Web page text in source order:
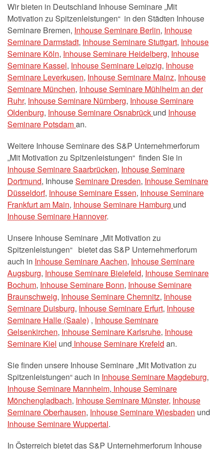
Wir bieten in Deutschland Inhouse Seminare „Mit
Motivation zu Spitzenleistungen“ in den Städten Inhouse
Seminare Bremen, Inhouse Seminare Berlin, Inhouse
Seminare Darmstadt, Inhouse Seminare Stuttgart, Inhouse
Seminare Köln, Inhouse Seminare Heidelberg, Inhouse
Seminare Kassel, Inhouse Seminare Leipzig, Inhouse
Seminare Leverkusen, Inhouse Seminare Mainz, Inhouse
Seminare München, Inhouse Seminare Mühlheim an der
Ruhr, Inhouse Seminare Nürnberg, Inhouse Seminare
Oldenburg, Inhouse Seminare Osnabrück und Inhouse
Seminare Potsdaman.
Weitere Inhouse Seminare des S&P Unternehmerforum
„Mit Motivation zu Spitzenleistungen“ finden Sie in
Inhouse Seminare Saarbrücken, Inhouse Seminare
Dortmund, InhouseSeminare Dresden, Inhouse Seminare
Düsseldorf, Inhouse Seminare Essen, Inhouse Seminare
Frankfurt am Main, Inhouse Seminare Hamburg und
Inhouse Seminare Hannover.
Unsere Inhouse Seminare „Mit Motivation zu
Spitzenleistungen“ bietet das S&P Unternehmerforum
auch in Inhouse Seminare Aachen, Inhouse Seminare
Augsburg, Inhouse Seminare Bielefeld, Inhouse Seminare
Bochum, Inhouse Seminare Bonn, Inhouse Seminare
Braunschweig, Inhouse Seminare Chemnitz, Inhouse
Seminare Duisburg, Inhouse Seminare Erfurt, Inhouse
Seminare Halle (Saale) , Inhouse Seminare
Gelsenkirchen, Inhouse Seminare Karlsruhe, Inhouse
Seminare Kiel und Inhouse Seminare Krefeld an.
Sie finden unsere Inhouse Seminare „Mit Motivation zu
Spitzenleistungen“ auch in Inhouse Seminare Magdeburg,
Inhouse Seminare Mannheim, Inhouse Seminare
Mönchengladbach, Inhouse Seminare Münster, Inhouse
Seminare Oberhausen, Inhouse Seminare Wiesbaden und
Inhouse Seminare Wuppertal.
In Österreich bietet das S&P Unternehmerforum Inhouse